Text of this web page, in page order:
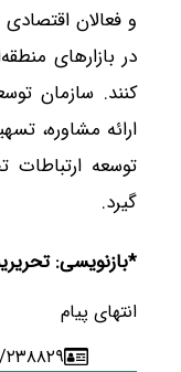
و فعالان
در بازارهای
کنند. سازمان
ارائه مشاوره،
توسعه ارتباطات
گیرد.
*بازنویسی:
انتهای پیام
۸۸۲۹